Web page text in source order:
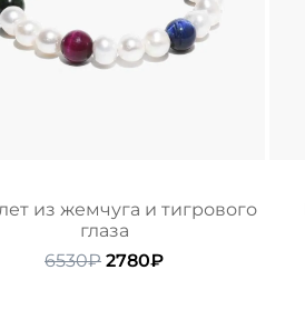
из жемчуга и тигрового
глаза
6530₽ Первоначальная
2780₽Текущая